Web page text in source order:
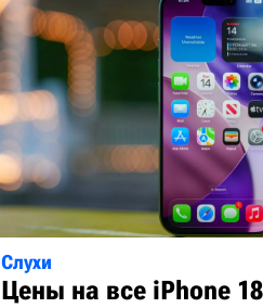
Слухи
Цены на все iPhone